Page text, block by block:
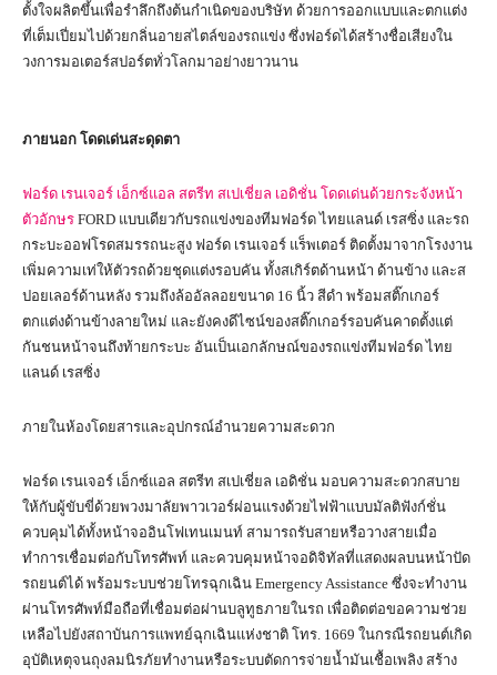
ตั้งใจผลิตขึ้นเพื่อรำลึกถึงต้นกำเนิดของบริษัท ด้วยการออกแบบและตกแต่ง
ที่เต็มเปี่ยมไปด้วยกลิ่นอายสไตล์ของรถแข่ง ซึ่งฟอร์ดได้สร้างชื่อเสียงใน
วงการมอเตอร์สปอร์ตทั่วโลกมาอย่างยาวนาน
ภายนอก โดดเด่นสะดุดตา
ฟอร์ด เรนเจอร์ เอ็กซ์แอล สตรีท สเปเชี่ยล เอดิชั่น โดดเด่นด้วยกระจังหน้า
ตัวอักษร FORD แบบเดียวกับรถแข่งของทีมฟอร์ด ไทยแลนด์ เรสซิ่ง และรถ
กระบะออฟโรดสมรรถนะสูง ฟอร์ด เรนเจอร์ แร็พเตอร์ ติดตั้งมาจากโรงงาน
เพิ่มความเท่ให้ตัวรถด้วยชุดแต่งรอบคัน ทั้งสเกิร์ตด้านหน้า ด้านข้าง และส
ปอยเลอร์ด้านหลัง รวมถึงล้ออัลลอยขนาด 16 นิ้ว สีดำ พร้อมสติ๊กเกอร์
ตกแต่งด้านข้างลายใหม่ และยังคงดีไซน์ของสติ๊กเกอร์รอบคันคาดตั้งแต่
กันชนหน้าจนถึงท้ายกระบะ อันเป็นเอกลักษณ์ของรถแข่งทีมฟอร์ด ไทย
แลนด์ เรสซิ่ง
ภายในห้องโดยสารและอุปกรณ์อำนวยความสะดวก
ฟอร์ด เรนเจอร์ เอ็กซ์แอล สตรีท สเปเชี่ยล เอดิชั่น มอบความสะดวกสบาย
ให้กับผู้ขับขี่ด้วยพวงมาลัยพาวเวอร์ผ่อนแรงด้วยไฟฟ้าแบบมัลติฟังก์ชั่น
ควบคุมได้ทั้งหน้าจออินโฟเทนเมนท์ สามารถรับสายหรือวางสายเมื่อ
ทำการเชื่อมต่อกับโทรศัพท์ และควบคุมหน้าจอดิจิทัลที่แสดงผลบนหน้าปัด
รถยนต์ได้ พร้อมระบบช่วยโทรฉุกเฉิน Emergency Assistance ซึ่งจะทำงาน
ผ่านโทรศัพท์มือถือที่เชื่อมต่อผ่านบลูทูธภายในรถ เพื่อติดต่อขอความช่วย
เหลือไปยังสถาบันการแพทย์ฉุกเฉินแห่งชาติ โทร. 1669 ในกรณีรถยนต์เกิด
อุบัติเหตุจนถุงลมนิรภัยทำงานหรือระบบตัดการจ่ายน้ำมันเชื้อเพลิง สร้าง